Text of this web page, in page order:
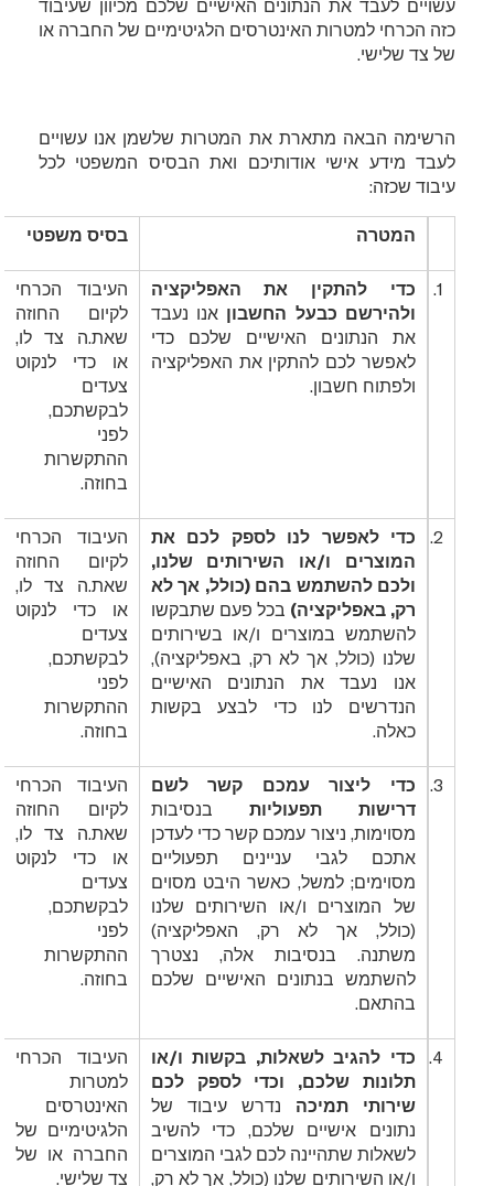
עשויים לעבד את הנתונים האישיים שלכם מכיוון שעיבוד
כזה הכרחי למטרות האינטרסים הלגיטימיים של החברה או
של צד שלישי.
הרשימה הבאה מתארת את המטרות שלשמן אנו עשויים
לעבד מידע אישי אודותיכם ואת הבסיס המשפטי לכל
עיבוד שכזה:
המטרה בסיס משפטי
1.
כדי להתקין את האפליקציה
ולהירשם כבעל החשבון אנו נעבד
את הנתונים האישיים שלכם כדי
לאפשר לכם להתקין את האפליקציה
ולפתוח חשבון.
העיבוד הכרחי
לקיום החוזה
שאת.ה צד לו,
או כדי לנקוט
צעדים
לבקשתכם,
לפני
ההתקשרות
בחוזה.
2.
כדי לאפשר לנו לספק לכם את
המוצרים ו/או השירותים שלנו,
ולכם להשתמש בהם (כולל, אך לא
רק, באפליקציה) בכל פעם שתבקשו
להשתמש במוצרים ו/או בשירותים
שלנו (כולל, אך לא רק, באפליקציה),
אנו נעבד את הנתונים האישיים
הנדרשים לנו כדי לבצע בקשות
כאלה.
העיבוד הכרחי
לקיום החוזה
שאת.ה צד לו,
או כדי לנקוט
צעדים
לבקשתכם,
לפני
ההתקשרות
בחוזה.
3.
כדי ליצור עמכם קשר לשם
דרישות תפעוליות בנסיבות
מסוימות, ניצור עמכם קשר כדי לעדכן
אתכם לגבי עניינים תפעוליים
מסוימים; למשל, כאשר היבט מסוים
של המוצרים ו/או השירותים שלנו
(כולל, אך לא רק, האפליקציה)
משתנה. בנסיבות אלה, נצטרך
להשתמש בנתונים האישיים שלכם
בהתאם.
העיבוד הכרחי
לקיום החוזה
שאת.ה צד לו,
או כדי לנקוט
צעדים
לבקשתכם,
לפני
ההתקשרות
בחוזה.
4.
כדי להגיב לשאלות, בקשות ו/או
תלונות שלכם, וכדי לספק לכם
שירותי תמיכה נדרש עיבוד של
נתונים אישיים שלכם, כדי להשיב
לשאלות שתהיינה לכם לגבי המוצרים
ו/או השירותים שלנו (כולל, אך לא רק,
העיבוד הכרחי
למטרות
האינטרסים
הלגיטימיים של
החברה או של
צד שלישי.
BOND CONSULTING
institutions and families, including:
cyber, personal and residential/facility
BRIEF ABOUT ALL BOND
SERVICES
General Briefing regarding all above
Bond services, solutions and
anything that will help prepare for our meeting.